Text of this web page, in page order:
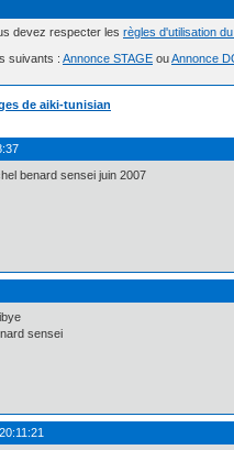
devez respecter les règles d'utilisation
suivants : Annonce STAGE ouAnnonce
de aiki-tunisian
benard sensei juin 2007
sensei